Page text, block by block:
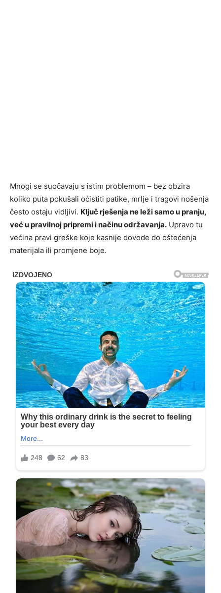
Mnogi se suočavaju s istim problemom – bez obzira
koliko puta pokušali očistiti patike, mrlje i tragovi nošenja
često ostaju vidljivi. Ključ rješenja ne leži samo u pranju,
već u pravilnoj pripremi i načinu održavanja. Upravo tu
većina pravi greške koje kasnije dovode do oštećenja
materijala ili promjene boje.